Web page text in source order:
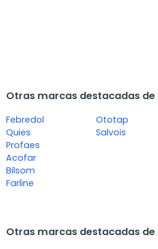
Otras marcas destacadas
Febredol
Quies
Profaes
Acofar
Bilsom
Farline
Ototap
Salvois
Otras marcas destacadas de